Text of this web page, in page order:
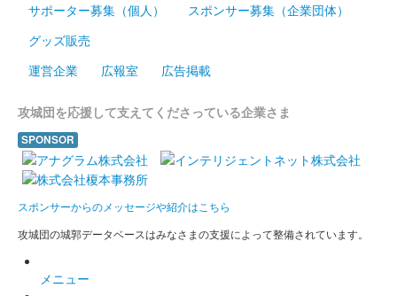
販売終了
沼田城跡 御城印 昭和百年 三月版
販売終了
沼田城址 御城印
販売終了
沼田城跡 御城印
サポーター募集（個人）
スポンサー募集（企業団体）
グッズ販売
運営企業
広報室 広告掲載
攻城団を応援して支えてくださっている企業さま
SPONSOR
スポンサーからのメッセージや紹介はこちら
攻城団の城郭データベースはみなさまの支援によって整備されています。
メニュー